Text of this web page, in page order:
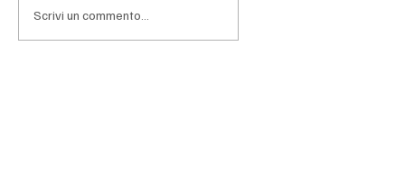
Scrivi un commento...